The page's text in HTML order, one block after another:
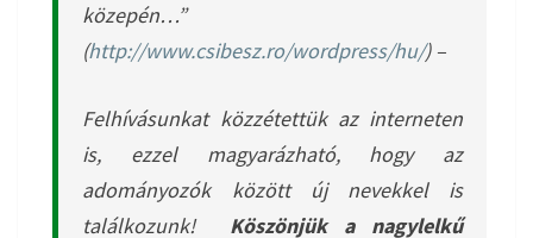
közepén…”
(http://www.csibesz.ro/wordpress/hu/) –
Felhívásunkat közzétettük az interneten
is, ezzel magyarázható, hogy az
adományozók között új nevekkel is
találkozunk! Köszönjük a nagylelkű